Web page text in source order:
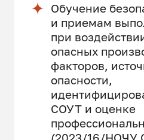
Обучение
и приемам
при
опасных
факторов,
опасности,
СОУТ и оценке